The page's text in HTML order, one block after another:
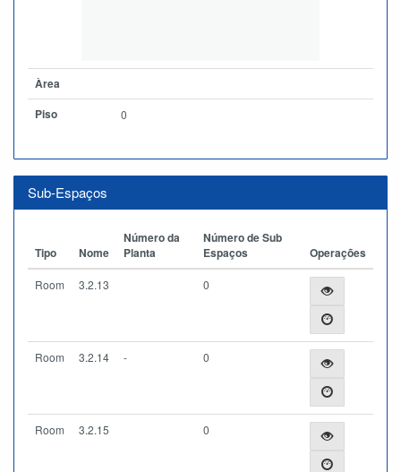
Àrea
Piso
0
Sub-Espaços
Tipo Nome
Número da
Planta
Número de Sub
Espaços
Operações
Room 3.2.13 0
Room 3.2.14 - 0
Room 3.2.15 0